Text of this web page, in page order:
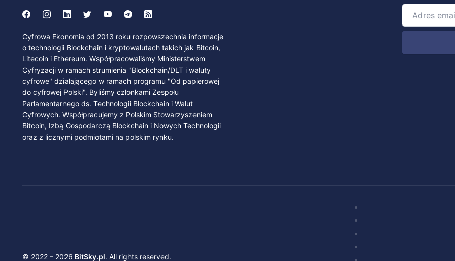
Cyfrowa Ekonomia od 2013 roku rozpowszechnia informacje
o technologii Blockchain i kryptowalutach takich jak Bitcoin,
Litecoin i Ethereum. Współpracowaliśmy Ministerstwem
Cyfryzacji w ramach strumienia "Blockchain/DLT i waluty
cyfrowe" działającego w ramach programu "Od papierowej
do cyfrowej Polski". Byliśmy członkami Zespołu
Parlamentarnego ds. Technologii Blockchain i Walut
Cyfrowych. Współpracujemy z Polskim Stowarzyszeniem
Bitcoin, Izbą Gospodarczą Blockchain i Nowych Technologii
oraz z licznymi podmiotami na polskim rynku.
© 2022 – 2026 BitSky.pl. All rights reserved.